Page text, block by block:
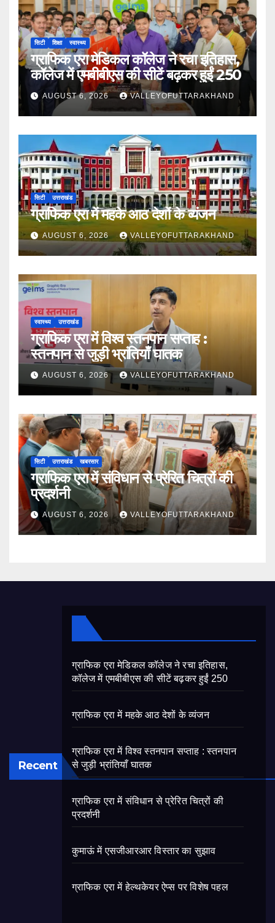
सिटी शिक्षा स्वास्थ्य
ग्राफिक एरा मेडिकल कॉलेज ने रचा इतिहास,
कॉलेज में एमबीबीएस की सीटें बढ़कर हुईं 250
AUGUST 6, 2026 VALLEYOFUTTARAKHAND
सिटी उत्तराखंड
ग्राफिक एरा में महके आठ देशों के व्यंजन
AUGUST 6, 2026 VALLEYOFUTTARAKHAND
स्वास्थ्य उत्तराखंड
ग्राफिक एरा में विश्व स्तनपान सप्ताह :
स्तनपान से जुड़ी भ्रांतियाँ घातक
AUGUST 6, 2026 VALLEYOFUTTARAKHAND
सिटी उत्तराखंड खबरसार
ग्राफिक एरा में संविधान से प्रेरित चित्रों की
प्रदर्शनी
AUGUST 6, 2026 VALLEYOFUTTARAKHAND
Recent
ग्राफिक एरा मेडिकल कॉलेज ने रचा इतिहास,
कॉलेज में एमबीबीएस की सीटें बढ़कर हुईं 250
ग्राफिक एरा में महके आठ देशों के व्यंजन
ग्राफिक एरा में विश्व स्तनपान सप्ताह : स्तनपान
से जुड़ी भ्रांतियाँ घातक
ग्राफिक एरा में संविधान से प्रेरित चित्रों की
प्रदर्शनी
कुमाऊं में एसजीआरआर विस्तार का सुझाव
ग्राफिक एरा में हेल्थकेयर ऐप्स पर विशेष पहल